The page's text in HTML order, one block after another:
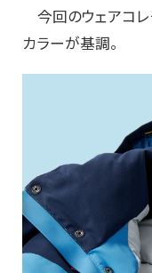
今回のウェアコレ
カラーが基調。